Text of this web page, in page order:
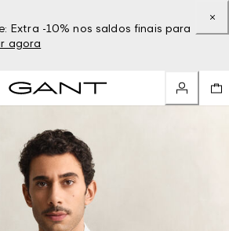
Extra -10% nos saldos finais para
agora